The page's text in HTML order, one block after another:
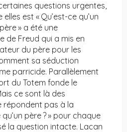
questions urgentes,
est « Qu’est-ce qu’un
» a été une
de Freud qui a mis en
du père pour les
sa séduction
parricide. Parallèlement
du Totem fonde le
ce sont là des
répondent pas à la
père ? » pour chaque
la question intacte. Lacan